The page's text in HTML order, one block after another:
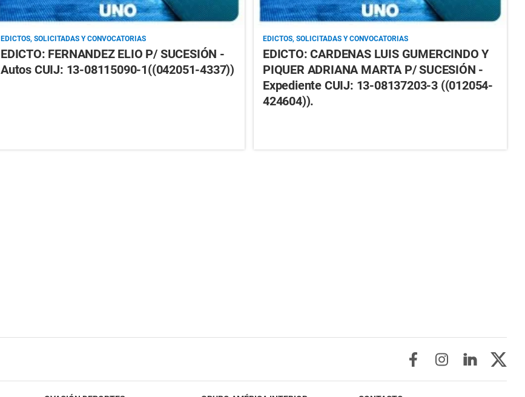
EDICTOS, SOLICITADAS Y CONVOCATORIAS
EDICTO: FERNANDEZ ELIO P/ SUCESIÓN -
Autos CUIJ: 13-08115090-1((042051-4337))
EDICTOS, SOLICITADAS Y CONVOCATORIAS
EDICTO: CARDENAS LUIS GUMERCINDO Y
PIQUER ADRIANA MARTA P/ SUCESIÓN -
Expediente CUIJ: 13-08137203-3 ((012054-
424604)).